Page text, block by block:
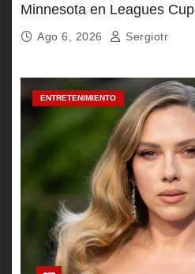
Minnesota en Leagues Cup
Ago 6, 2026 Sergiotr
ENTRETENIMIENTO